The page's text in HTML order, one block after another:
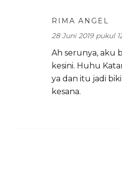
RIMA ANGEL
28 Juni 2019 pukul
Ah serunya, aku
kesini. Huhu
ya dan itu jadi
kesana.